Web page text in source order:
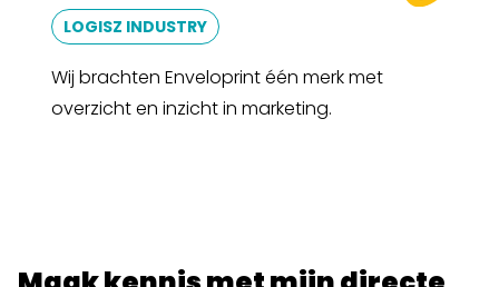
LOGISZ INDUSTRY
Wij brachten Enveloprint één merk met
overzicht en inzicht in marketing.